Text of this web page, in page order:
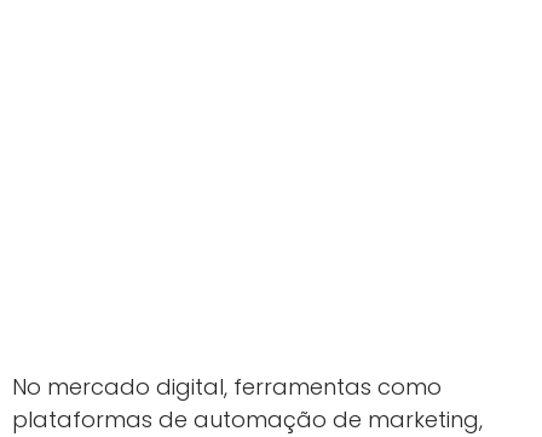
No mercado digital, ferramentas como
plataformas de automação de marketing,